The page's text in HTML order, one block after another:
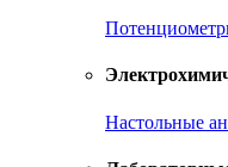
Настольные